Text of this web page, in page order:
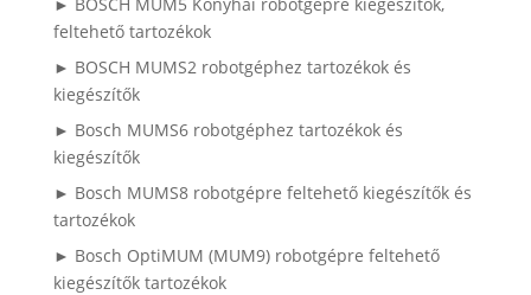
feltehető tartozékok
► BOSCH MUMS2 robotgéphez tartozékok és
kiegészítők
► Bosch MUMS6 robotgéphez tartozékok és
kiegészítők
► Bosch MUMS8 robotgépre feltehető kiegészítők és
tartozékok
► Bosch OptiMUM (MUM9) robotgépre feltehető
kiegészítők tartozékok